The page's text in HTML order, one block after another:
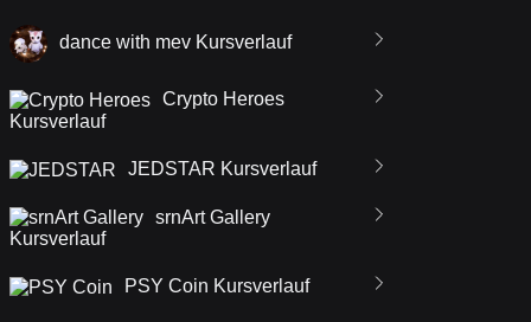
dance with mev Kursverlauf
Crypto Heroes
Kursverlauf
JEDSTAR Kursverlauf
srnArt Gallery
Kursverlauf
PSY Coin Kursverlauf